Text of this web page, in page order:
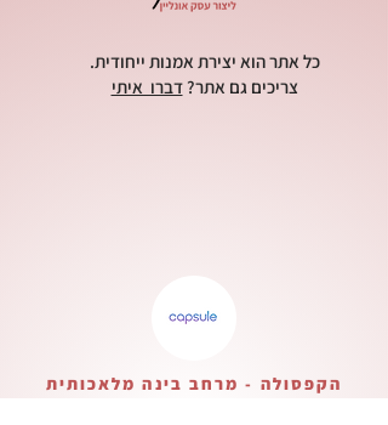
כל אתר הוא יצירת אמנות ייחודית.
צריכים גם אתר?דברו איתי
הקפסולה - מרחב בינה מלאכותית